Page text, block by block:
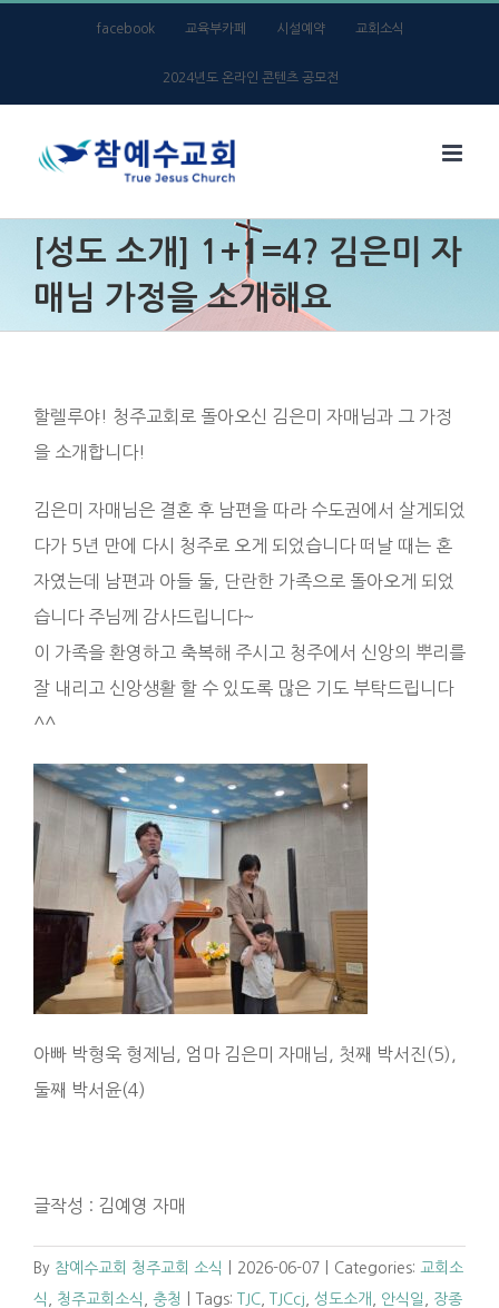
facebook 교육부카페 시설예약 교회소식
2024년도 온라인 콘텐츠 공모전
[성도 소개] 1+1=4? 김은미 자
매님 가정을 소개해요
할렐루야! 청주교회로 돌아오신 김은미 자매님과 그 가정
을 소개합니다!
김은미 자매님은 결혼 후 남편을 따라 수도권에서 살게되었
다가 5년 만에 다시 청주로 오게 되었습니다 떠날 때는 혼
자였는데 남편과 아들 둘, 단란한 가족으로 돌아오게 되었
습니다 주님께 감사드립니다~
이 가족을 환영하고 축복해 주시고 청주에서 신앙의 뿌리를
잘 내리고 신앙생활 할 수 있도록 많은 기도 부탁드립니다
^^
아빠 박형욱 형제님, 엄마 김은미 자매님, 첫째 박서진(5),
둘째 박서윤(4)
글작성 : 김예영 자매
By 참예수교회 청주교회 소식 2026-06-07 Categories: 교회소
식
청주교회소식 충청 Tags: TJC TJCcj 성도소개 안식일
장종